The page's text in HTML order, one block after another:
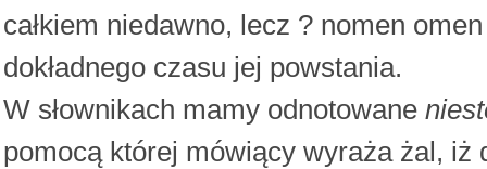
całkiem niedawno, lecz ? nomen
dokładnego czasu jej powstania.
W słownikach mamy odnotowane
pomocą której mówiący wyraża żal,